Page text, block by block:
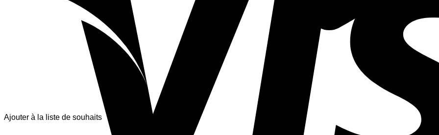
Ajouter à la liste de souhaits